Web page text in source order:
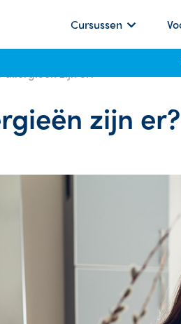
Cursussen
allergieën zijn er?
zijn er?